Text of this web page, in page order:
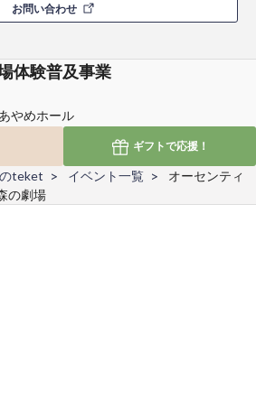
お問い合わせ
体験普及事業
やめホール
ギフトで応援！
teket イベント一覧
オーセンティ
の劇場